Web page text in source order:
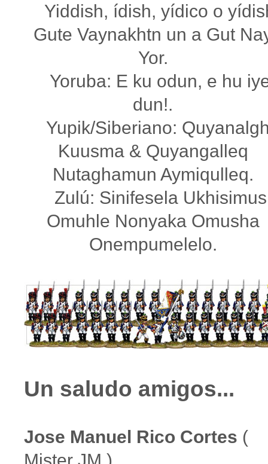
Yiddish, ídish, yídico o
Gute Vaynakhtn un a Gut
Yor.
Yoruba: E ku odun, e hu
dun!.
Yupik/Siberiano:
Kuusma & Quyangalleq
Nutaghamun Aymiqulleq.
Zulú: Sinifesela
Omuhle Nonyaka Omusha
Onempumelelo.
Un saludo amigos...
Jose Manuel Rico Cortes (
Mister JM )